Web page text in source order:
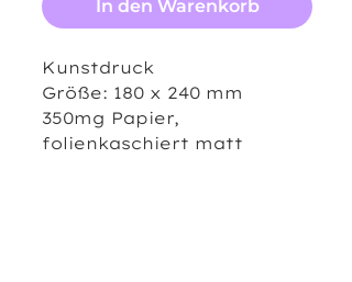
In den Warenkorb
Kunstdruck
Größe: 180 x 240 mm
350mg Papier,
folienkaschiert matt